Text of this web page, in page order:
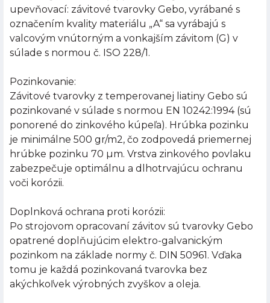
upevňovací: závitové tvarovky Gebo, vyrábané s
označením kvality materiálu „A“ sa vyrábajú s
valcovým vnútorným a vonkajším závitom (G) v
súlade s normou č. ISO 228/1.
Pozinkovanie:
Závitové tvarovky z temperovanej liatiny Gebo sú
pozinkované v súlade s normou EN 10242:1994 (sú
ponorené do zinkového kúpeľa). Hrúbka pozinku
je minimálne 500 gr/m2, čo zodpovedá priemernej
hrúbke pozinku 70 µm. Vrstva zinkového povlaku
zabezpečuje optimálnu a dlhotrvajúcu ochranu
voči korózii.
Doplnková ochrana proti korózii:
Po strojovom opracovaní závitov sú tvarovky Gebo
opatrené doplňujúcim elektro-galvanickým
pozinkom na základe normy č. DIN 50961. Vďaka
tomu je každá pozinkovaná tvarovka bez
akýchkoľvek výrobných zvyškov a oleja.